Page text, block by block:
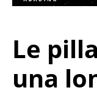
Le
una